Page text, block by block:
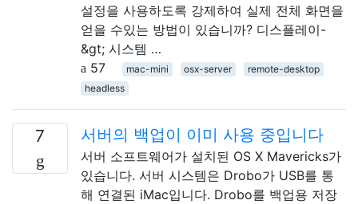
설정을 사용하도록 강제하여 실제 전체 화면을
얻을 수있는 방법이 있습니까? 디스플레이-
&gt; 시스템 …
57
mac-mini osx-server
remote-desktop
headless
7 서버의 백업이 이미 사용 중입니다
서버 소프트웨어가 설치된 OS X Mavericks가
있습니다. 서버 시스템은 Drobo가 USB를 통
해 연결된 iMac입니다. Drobo를 백업용 저장